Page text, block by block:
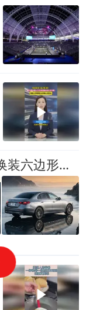
中期改款奔驰C级要来了！换装六边形中网，还能继续大卖？